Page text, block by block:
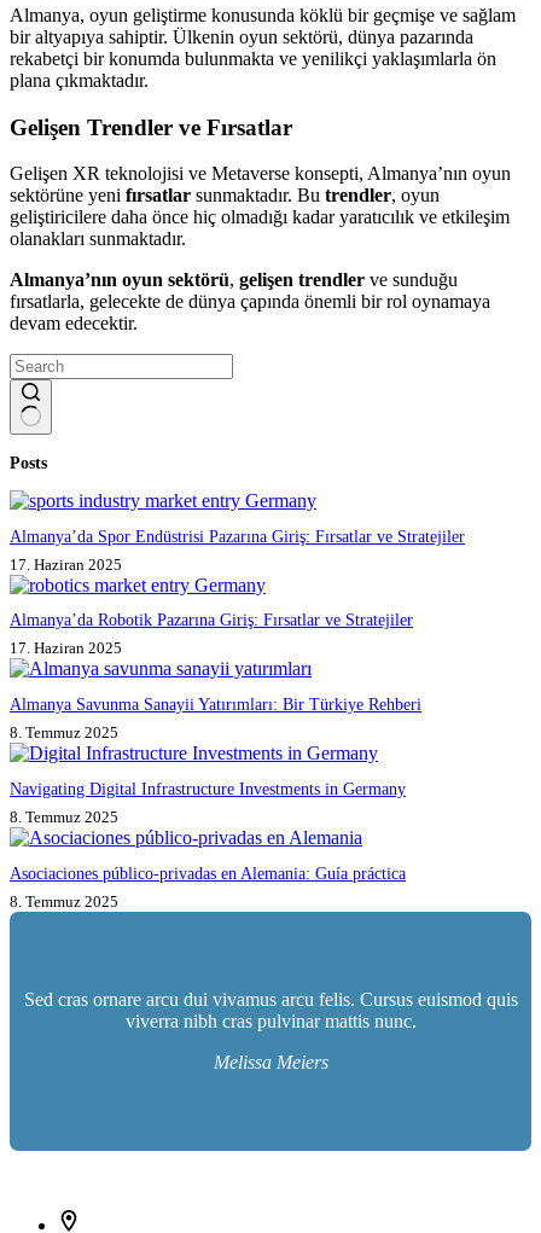
Almanya, oyun geliştirme konusunda köklü bir geçmişe ve sağlam
bir altyapıya sahiptir. Ülkenin oyun sektörü, dünya pazarında
rekabetçi bir konumda bulunmakta ve yenilikçi yaklaşımlarla ön
plana çıkmaktadır.
Gelişen Trendler ve Fırsatlar
Gelişen XR teknolojisi ve Metaverse konsepti, Almanya’nın oyun
sektörüne yeni fırsatlar sunmaktadır. Bu trendler, oyun
geliştiricilere daha önce hiç olmadığı kadar yaratıcılık ve etkileşim
olanakları sunmaktadır.
Almanya’nın oyun sektörü, gelişen trendler ve sunduğu
fırsatlarla, gelecekte de dünya çapında önemli bir rol oynamaya
devam edecektir.
results
Posts
Almanya’da Spor Endüstrisi Pazarına Giriş: Fırsatlar ve Stratejiler
17. Haziran 2025
Almanya’da Robotik Pazarına Giriş: Fırsatlar ve Stratejiler
17. Haziran 2025
Almanya Savunma Sanayii Yatırımları: Bir Türkiye Rehberi
8. Temmuz 2025
Navigating Digital Infrastructure Investments in Germany
8. Temmuz 2025
Asociaciones público-privadas en Alemania: Guía práctica
8. Temmuz 2025
Sed cras ornare arcu dui vivamus arcu felis. Cursus euismod quis
viverra nibh cras pulvinar mattis nunc.
Melissa Meiers